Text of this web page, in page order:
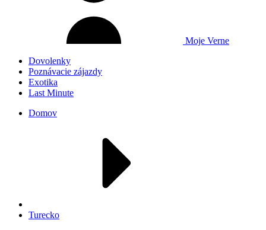
Moje Verne
Dovolenky
Poznávacie zájazdy
Exotika
Last Minute
Domov
Turecko